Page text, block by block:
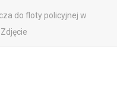
do floty policyjnej w